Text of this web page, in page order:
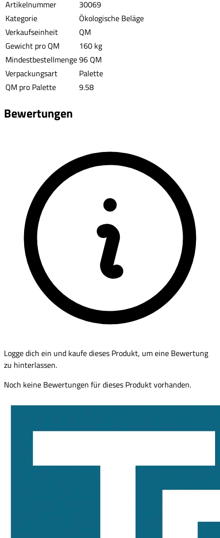
Artikelnummer
30069
Kategorie
Ökologische Beläge
Verkaufseinheit
QM
Gewicht pro QM
160 kg
Mindestbestellmenge96 QM
Verpackungsart
Palette
QM pro Palette
9.58
Bewertungen
Logge dich ein und kaufe dieses Produkt, um eine Bewertung
zu hinterlassen.
Noch keine Bewertungen für dieses Produkt vorhanden.